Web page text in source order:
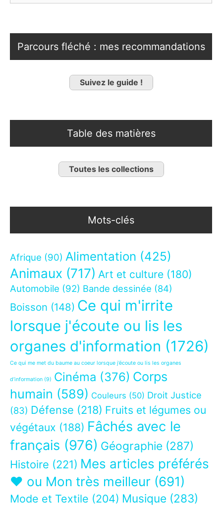
Parcours fléché : mes recommandations
Suivez le guide !
Table des matières
Toutes les collections
Mots-clés
Afrique (90) Alimentation (425)
Animaux (717) Art et culture (180)
Automobile (92) Bande dessinée (84)
Boisson (148) Ce qui m'irrite
lorsque j'écoute ou lis les
organes d'information (1726)
Ce qui me met du baume au coeur lorsque j’écoute ou lis les organes
d’information (9) Cinéma (376) Corps
humain (589) Couleurs (50) Droit Justice
(83) Défense (218) Fruits et légumes ou
végétaux (188) Fâchés avec le
français (976) Géographie (287)
Histoire (221) Mes articles préférés
❤ ou Mon très meilleur (691)
Mode et Textile (204) Musique (283)